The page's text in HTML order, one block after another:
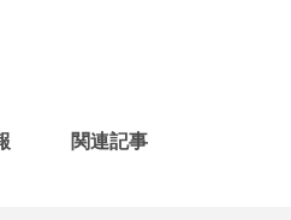
関連記事